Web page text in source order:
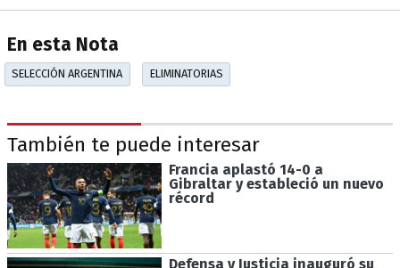
En esta Nota
SELECCIÓN ARGENTINA ELIMINATORIAS
También te puede interesar
Francia aplastó 14-0 a
Gibraltar y estableció un nuevo
récord
Defensa y Justicia inauguró su